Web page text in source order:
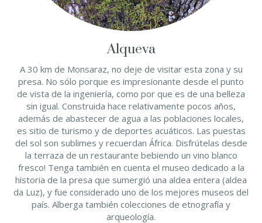
Alqueva
A 30 km de Monsaraz, no deje de visitar esta zona y su
presa. No sólo porque es impresionante desde el punto
de vista de la ingeniería, como por que es de una belleza
sin igual. Construida hace relativamente pocos años,
además de abastecer de agua a las poblaciones locales,
es sitio de turismo y de deportes acuáticos. Las puestas
del sol son sublimes y recuerdan África. Disfrútelas desde
la terraza de un restaurante bebiendo un vino blanco
fresco! Tenga también en cuenta el museo dedicado a la
historia de la presa que sumergió una aldea entera (aldea
da Luz), y fue considerado uno de los mejores museos del
país. Alberga también colecciones de etnografía y
arqueología.